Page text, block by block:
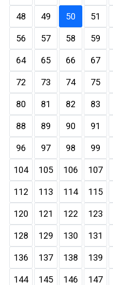
48 49 50 51
56 57 58 59
64 65 66 67
72 73 74 75
80 81 82 83
88 89 90 91
96 97 98 99
104 105 106 107
112 113 114 115
120 121 122 123
128 129 130 131
136 137 138 139
144 145 146 147